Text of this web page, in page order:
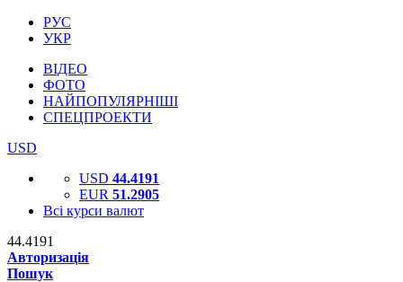
РУС
УКР
ВІДЕО
ФОТО
НАЙПОПУЛЯРНІШІ
СПЕЦПРОЕКТИ
USD
USD 44.4191
EUR 51.2905
Всі курси валют
44.4191
Авторизація
Пошук